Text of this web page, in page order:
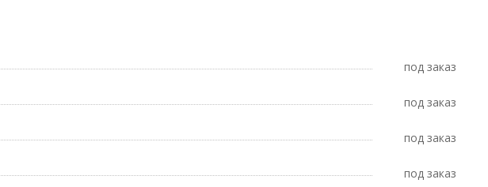
Под заказ
Под заказ
Под заказ
Под заказ